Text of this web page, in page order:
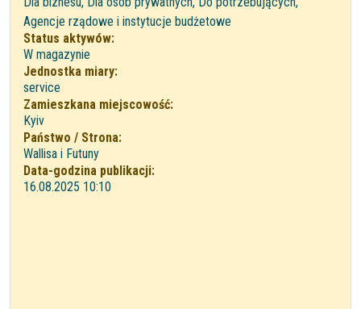
Agencje rządowe i instytucje budżetowe
Status aktywów:
W magazynie
Jednostka miary:
service
Zamieszkana miejscowość:
Kyiv
Państwo / Strona:
Wallisa i Futuny
Data-godzina publikacji:
16.08.2025 10:10